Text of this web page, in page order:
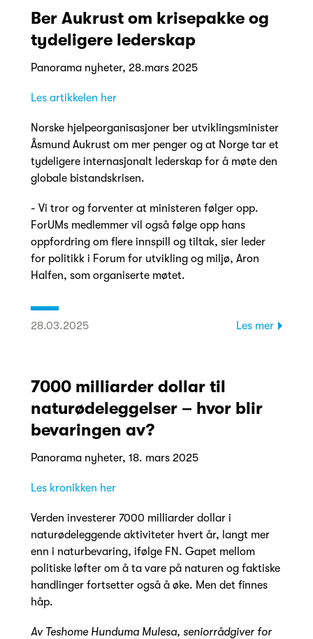
Ber Aukrust om krisepakke og
tydeligere lederskap
Panorama nyheter, 28.mars 2025
Les artikkelen her
Norske hjelpeorganisasjoner ber utviklingsminister
Åsmund Aukrust om mer penger og at Norge tar et
tydeligere internasjonalt lederskap for å møte den
globale bistandskrisen.
- Vi tror og forventer at ministeren følger opp.
ForUMs medlemmer vil også følge opp hans
oppfordring om flere innspill og tiltak, sier leder
for politikk i Forum for utvikling og miljø, Aron
Halfen, som organiserte møtet.
28.03.2025 Les mer
7000 milliarder dollar til
naturødeleggelser – hvor blir
bevaringen av?
Panorama nyheter, 18. mars 2025
Les kronikken her
Verden investerer 7000 milliarder dollar i
naturødeleggende aktiviteter hvert år, langt mer
enn i naturbevaring, ifølge FN. Gapet mellom
politiske løfter om å ta vare på naturen og faktiske
handlinger fortsetter også å øke. Men det finnes
håp.
Av Teshome Hunduma Mulesa, seniorrådgiver for